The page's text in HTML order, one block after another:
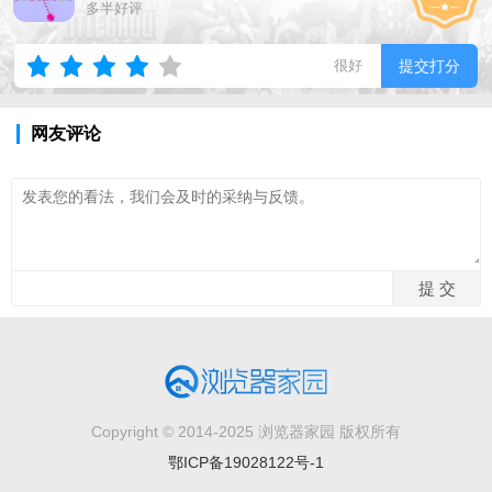
多半好评
很好 提交打分
网友评论
Copyright © 2014-2025 浏览器家园 版权所有
鄂ICP备19028122号-1